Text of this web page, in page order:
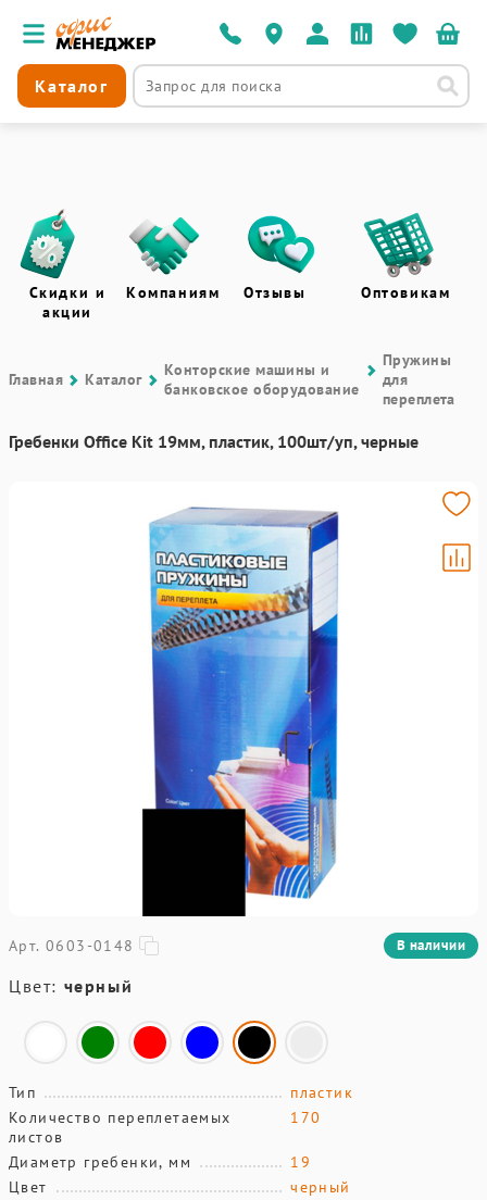
Каталог
Скидки и
акции
Компаниям Отзывы Оптовикам
Главная Каталог
Контоpские машины и
банковское оборудование
Пружины
для
переплета
Гребенки Office Kit 19мм, пластик, 100шт/уп, черные
Арт. 0603-0148 В наличии
Цвет: черный
Тип
пластик
Количество переплетаемых
листов
170
Диаметр гребенки, мм
19
Цвет
черный